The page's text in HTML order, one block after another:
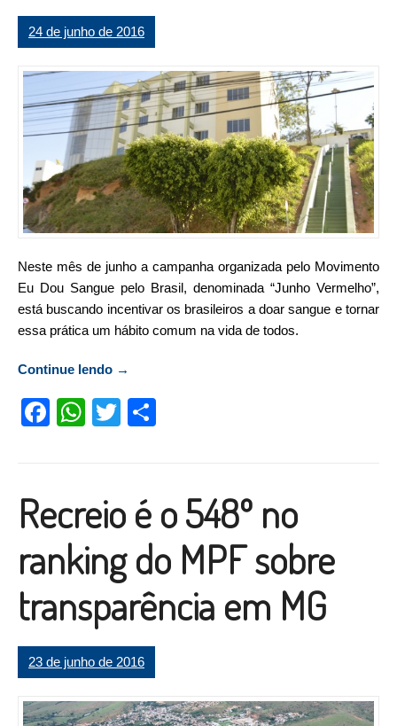
24 de junho de 2016
Neste mês de junho a campanha organizada pelo Movimento
Eu Dou Sangue pelo Brasil, denominada “Junho Vermelho”,
está buscando incentivar os brasileiros a doar sangue e tornar
essa prática um hábito comum na vida de todos.
Continue lendo ““Junho Vermelho” incentiva a doação de
→
Facebook
WhatsApp
Twitter
Recreio é o 548º no
ranking do MPF sobre
transparência em MG
23 de junho de 2016